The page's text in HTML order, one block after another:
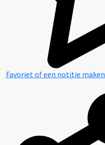
Favoriet of een notitie maken